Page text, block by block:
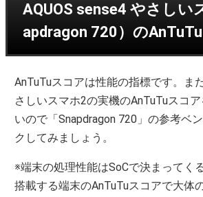
AQUOS sense4 やさしい
apdragon 720）の
AnTuTuスコアは性能の指標です。ま
さしいスマホ2の実機のAnTuTuスコ
いので「Snapdragon 720」の参考ベ
クしてみましょう。
※端末の処理性能はSoCで決まってく
搭載する端末のAnTuTuスコアで大体